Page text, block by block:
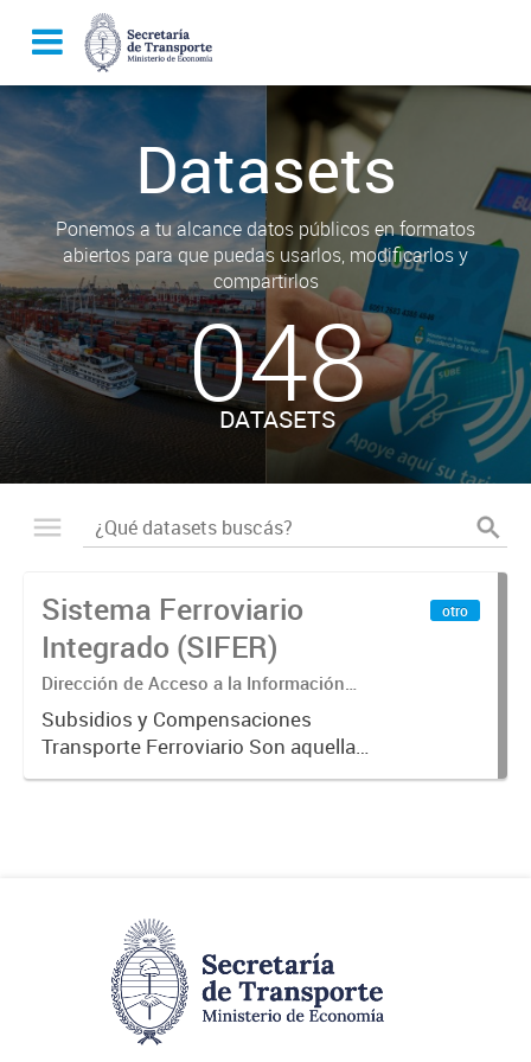
Datasets
Ponemos a tu alcance datos públicos en formatos
abiertos para que puedas usarlos, modificarlos y
compartirlos
048
DATASETS
Sistema Ferroviario
Integrado (SIFER)
Dirección de Acceso a la Información
Pública y Transparencia
Subsidios y Compensaciones
Transporte Ferroviario Son aquellas
transferencias realizadas por la
otro